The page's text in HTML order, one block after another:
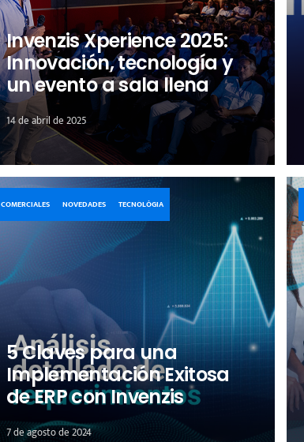
Invenzis Xperience 2025:
Innovación, tecnología y
un evento a sala llena
14 de abril de 2025
5 Claves para una
Implementación Exitosa
de ERP con Invenzis
7 de agosto de 2024
COMERCIALES NOVEDADES TECNOLÓGIA